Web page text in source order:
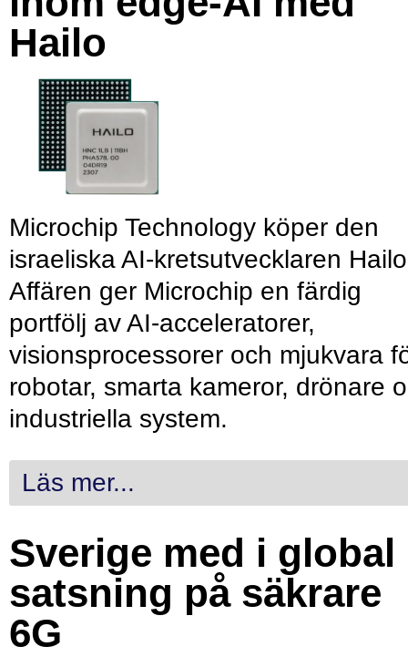
Hailo
Microchip Technology köper den
israeliska AI-kretsutvecklaren
Affären ger Microchip en färdig
portfölj av AI-acceleratorer,
visionsprocessorer och mjukvara
robotar, smarta kameror, drönare
industriella system.
Läs mer...
Sverige med i global
satsning på säkrare
6G